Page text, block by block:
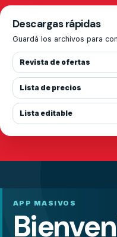
Descargas rápidas
Guardá los archivos para
Revista de ofertas
Lista de precios
Lista editable
APP MASIVOS